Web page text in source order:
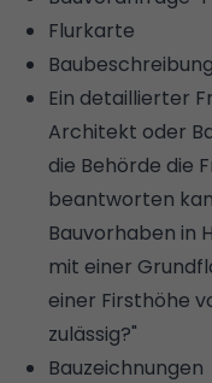
Flurkarte
Baubeschreibung
Ein detaillierter
Architekt oder
die Behörde die
beantworten
Bauvorhaben in
mit einer
einer Firsthöhe
zulässig?"
Bauzeichnungen